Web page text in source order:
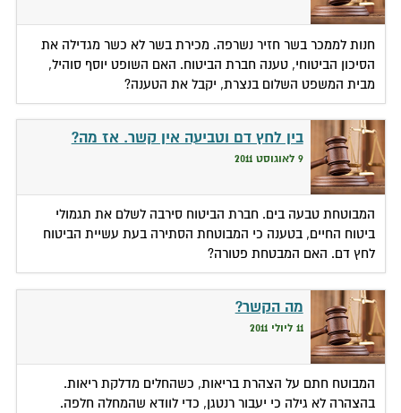
חנות לממכר בשר חזיר נשרפה. מכירת בשר לא כשר מגדילה את
הסיכון הביטוחי, טענה חברת הביטוח. האם השופט יוסף סוהיל,
מבית המשפט השלום בנצרת, יקבל את הטענה?
בין לחץ דם וטביעה אין קשר. אז מה?
9 לאוגוסט 2011
המבוטחת טבעה בים. חברת הביטוח סירבה לשלם את תגמולי
ביטוח החיים, בטענה כי המבוטחת הסתירה בעת עשיית הביטוח
לחץ דם. האם המבטחת פטורה?
מה הקשר?
11 ליולי 2011
המבוטח חתם על הצהרת בריאות, כשהחלים מדלקת ריאות.
בהצהרה לא גילה כי יעבור רנטגן, כדי לוודא שהמחלה חלפה.